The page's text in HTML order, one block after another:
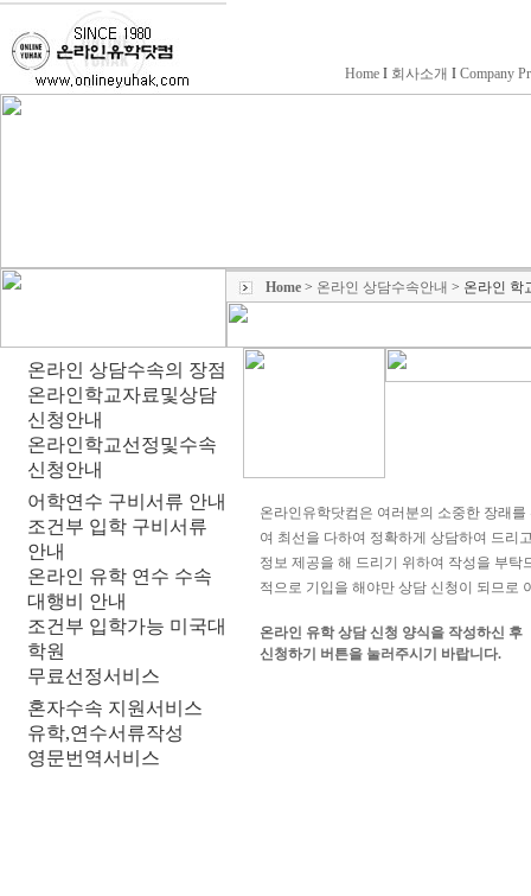
Home I 회사소개 I Company
온라인 상담수속의 장점
온라인학교자료및상담
신청안내
온라인학교선정및수속
신청안내
어학연수 구비서류 안내
조건부 입학 구비서류
안내
온라인 유학 연수 수속
대행비 안내
조건부 입학가능 미국대
학원
무료선정서비스
혼자수속 지원서비스
유학,연수서류작성
영문번역서비스
Home > 온라인 상담수속안내 > 온라인 학
온라인유학닷컴은 여러분의 소중한 장래
여 최선을 다하여 정확하게 상담하여 드리
정보 제공을 해 드리기 위하여 작성을 부
적으로 기입을 해야만 상담 신청이 되므로
온라인 유학 상담 신청 양식을 작성하신 후
신청하기 버튼을 눌러주시기 바랍니다.